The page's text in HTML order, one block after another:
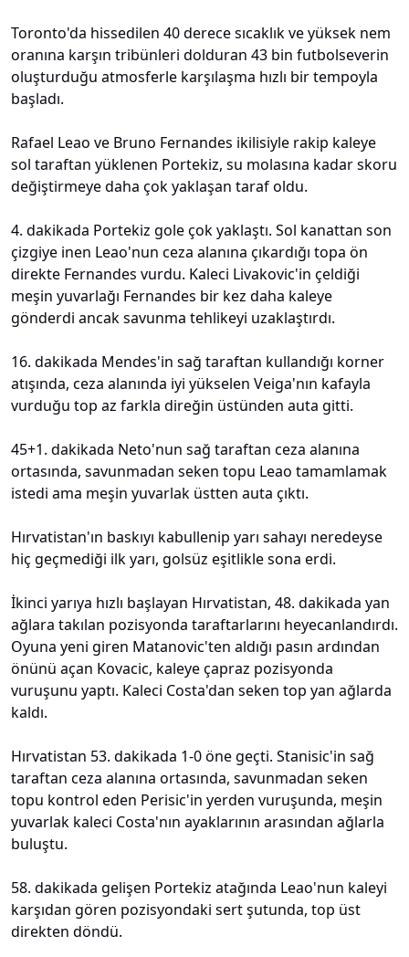
Toronto'da hissedilen 40 derece sıcaklık ve yüksek nem
oranına karşın tribünleri dolduran 43 bin futbolseverin
oluşturduğu atmosferle karşılaşma hızlı bir tempoyla
başladı.
Rafael Leao ve Bruno Fernandes ikilisiyle rakip kaleye
sol taraftan yüklenen Portekiz, su molasına kadar skoru
değiştirmeye daha çok yaklaşan taraf oldu.
4. dakikada Portekiz gole çok yaklaştı. Sol kanattan son
çizgiye inen Leao'nun ceza alanına çıkardığı topa ön
direkte Fernandes vurdu. Kaleci Livakovic'in çeldiği
meşin yuvarlağı Fernandes bir kez daha kaleye
gönderdi ancak savunma tehlikeyi uzaklaştırdı.
16. dakikada Mendes'in sağ taraftan kullandığı korner
atışında, ceza alanında iyi yükselen Veiga'nın kafayla
vurduğu top az farkla direğin üstünden auta gitti.
45+1. dakikada Neto'nun sağ taraftan ceza alanına
ortasında, savunmadan seken topu Leao tamamlamak
istedi ama meşin yuvarlak üstten auta çıktı.
Hırvatistan'ın baskıyı kabullenip yarı sahayı neredeyse
hiç geçmediği ilk yarı, golsüz eşitlikle sona erdi.
İkinci yarıya hızlı başlayan Hırvatistan, 48. dakikada yan
ağlara takılan pozisyonda taraftarlarını heyecanlandırdı.
Oyuna yeni giren Matanovic'ten aldığı pasın ardından
önünü açan Kovacic, kaleye çapraz pozisyonda
vuruşunu yaptı. Kaleci Costa'dan seken top yan ağlarda
kaldı.
Hırvatistan 53. dakikada 1-0 öne geçti. Stanisic'in sağ
taraftan ceza alanına ortasında, savunmadan seken
topu kontrol eden Perisic'in yerden vuruşunda, meşin
yuvarlak kaleci Costa'nın ayaklarının arasından ağlarla
buluştu.
58. dakikada gelişen Portekiz atağında Leao'nun kaleyi
karşıdan gören pozisyondaki sert şutunda, top üst
direkten döndü.